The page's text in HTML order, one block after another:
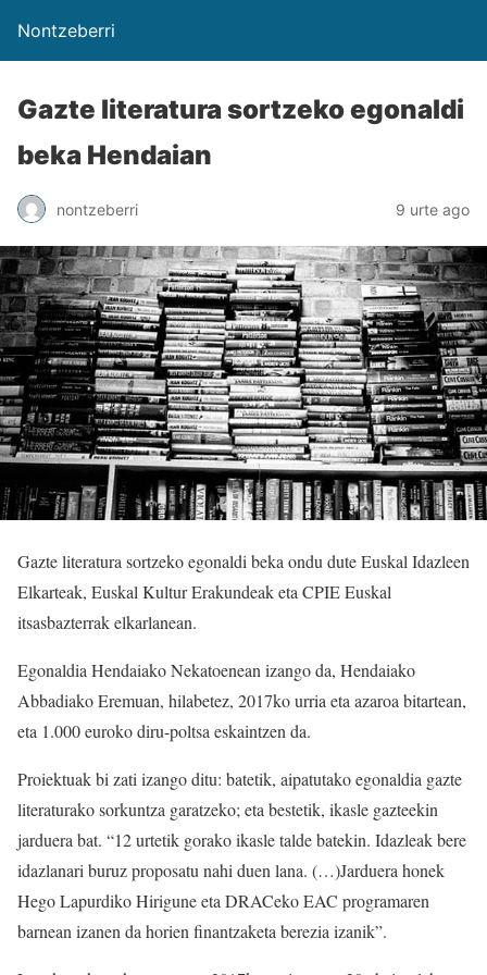
Nontzeberri
Gazte literatura sortzeko egonaldi
beka Hendaian
nontzeberri 9 urte ago
Gazte literatura sortzeko egonaldi beka ondu dute Euskal Idazleen
Elkarteak, Euskal Kultur Erakundeak eta CPIE Euskal
itsasbazterrak elkarlanean.
Egonaldia Hendaiako Nekatoenean izango da, Hendaiako
Abbadiako Eremuan, hilabetez, 2017ko urria eta azaroa bitartean,
eta 1.000 euroko diru-poltsa eskaintzen da.
Proiektuak bi zati izango ditu: batetik, aipatutako egonaldia gazte
literaturako sorkuntza garatzeko; eta bestetik, ikasle gazteekin
jarduera bat. “12 urtetik gorako ikasle talde batekin. Idazleak bere
idazlanari buruz proposatu nahi duen lana. (…)Jarduera honek
Hego Lapurdiko Hirigune eta DRACeko EAC programaren
barnean izanen da horien finantzaketa berezia izanik”.